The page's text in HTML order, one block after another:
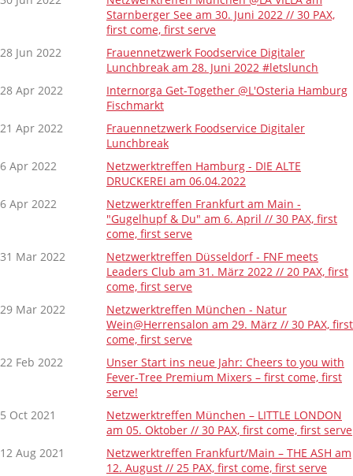
Starnberger See am 30. Juni 2022 // 30 PAX,
first come, first serve
28 Jun 2022
Frauennetzwerk Foodservice Digitaler
Lunchbreak am 28. Juni 2022 #letslunch
28 Apr 2022
Internorga Get-Together @L'Osteria Hamburg
Fischmarkt
21 Apr 2022
Frauennetzwerk Foodservice Digitaler
Lunchbreak
6 Apr 2022
Netzwerktreffen Hamburg - DIE ALTE
DRUCKEREI am 06.04.2022
6 Apr 2022
Netzwerktreffen Frankfurt am Main -
"Gugelhupf & Du" am 6. April // 30 PAX, first
come, first serve
31 Mar 2022
Netzwerktreffen Düsseldorf - FNF meets
Leaders Club am 31. März 2022 // 20 PAX, first
come, first serve
29 Mar 2022
Netzwerktreffen München - Natur
Wein@Herrensalon am 29. März // 30 PAX, first
come, first serve
22 Feb 2022
Unser Start ins neue Jahr: Cheers to you with
Fever-Tree Premium Mixers – first come, first
serve!
5 Oct 2021
Netzwerktreffen München – LITTLE LONDON
am 05. Oktober // 30 PAX, first come, first serve
12 Aug 2021
Netzwerktreffen Frankfurt/Main – THE ASH am
12. August // 25 PAX, first come, first serve